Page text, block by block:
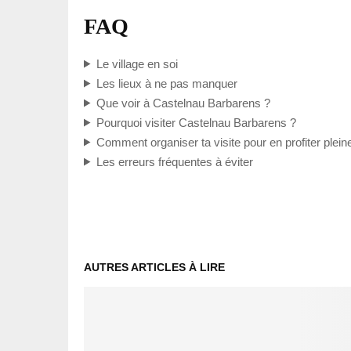
FAQ
Le village en soi
Les lieux à ne pas manquer
Que voir à Castelnau Barbarens ?
Pourquoi visiter Castelnau Barbarens ?
Comment organiser ta visite pour en profiter
Les erreurs fréquentes à éviter
AUTRES ARTICLES À LIRE